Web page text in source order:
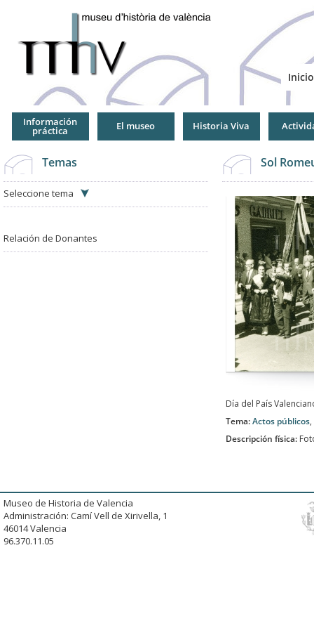
Inicio
Información
práctica El museo Historia Viva
Temas
Seleccione tema
Relación de Donantes
Sol
Día del País
Tema:Actos públicos,
Descripción física:
Museo de Historia de Valencia
Administración: Camí Vell de Xirivella, 1
46014 Valencia
96.370.11.05